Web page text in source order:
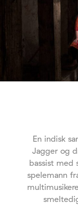
En indisk
Jagger og
bassist med
spelemann